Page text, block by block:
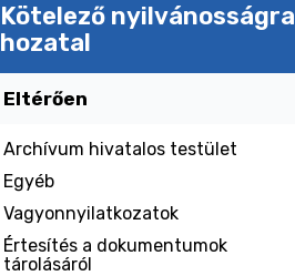
Kötelező nyilvánosságra
hozatal
Eltérően
Archívum hivatalos testület
Egyéb
Vagyonnyilatkozatok
Értesítés a dokumentumok
tárolásáról